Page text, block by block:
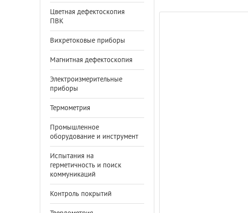
Цветная дефектоскопия
ПВК
Вихретоковые приборы
Магнитная дефектоскопия
Электроизмерительные
приборы
Термометрия
Промышленное
оборудование и инструмент
Испытания на
герметичность и поиск
коммуникаций
Контроль покрытий